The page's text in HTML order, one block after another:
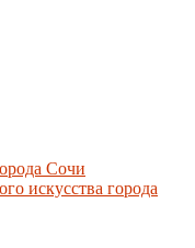
Сочи
искусства города